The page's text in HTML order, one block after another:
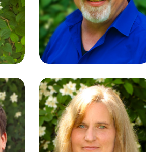
Dieter Kuttler
Mediengestaltung |
Foto | Film